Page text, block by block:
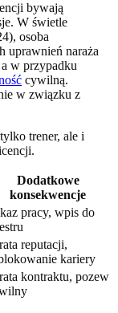
bywają
W świetle
osoba
uprawnień naraża
w przypadku
cywilną.
w związku z
trener, ale i
Dodatkowe
konsekwencje
pracy, wpis do
reputacji,
kariery
kontraktu, pozew